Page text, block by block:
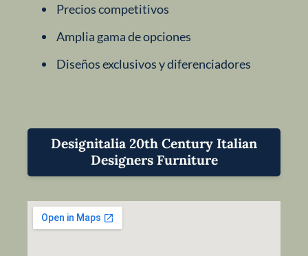
Precios competitivos
Amplia gama de opciones
Diseños exclusivos y diferenciadores
Designitalia 20th Century Italian
Designers Furniture